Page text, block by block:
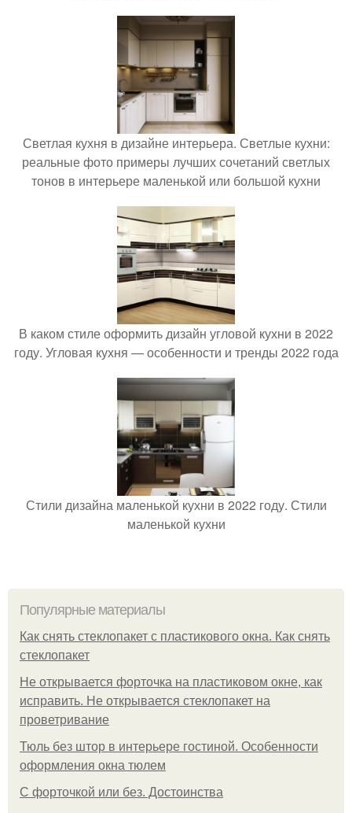
Светлая кухня в дизайне интерьера. Светлые кухни:
реальные фото примеры лучших сочетаний светлых
тонов в интерьере маленькой или большой кухни
В каком стиле оформить дизайн угловой кухни в 2022
году. Угловая кухня — особенности и тренды 2022 года
Стили дизайна маленькой кухни в 2022 году. Стили
маленькой кухни
Популярные материалы
Как снять стеклопакет с пластикового окна. Как снять
стеклопакет
Не открывается форточка на пластиковом окне, как
исправить. Не открывается стеклопакет на
проветривание
Тюль без штор в интерьере гостиной. Особенности
оформления окна тюлем
С форточкой или без. Достоинства